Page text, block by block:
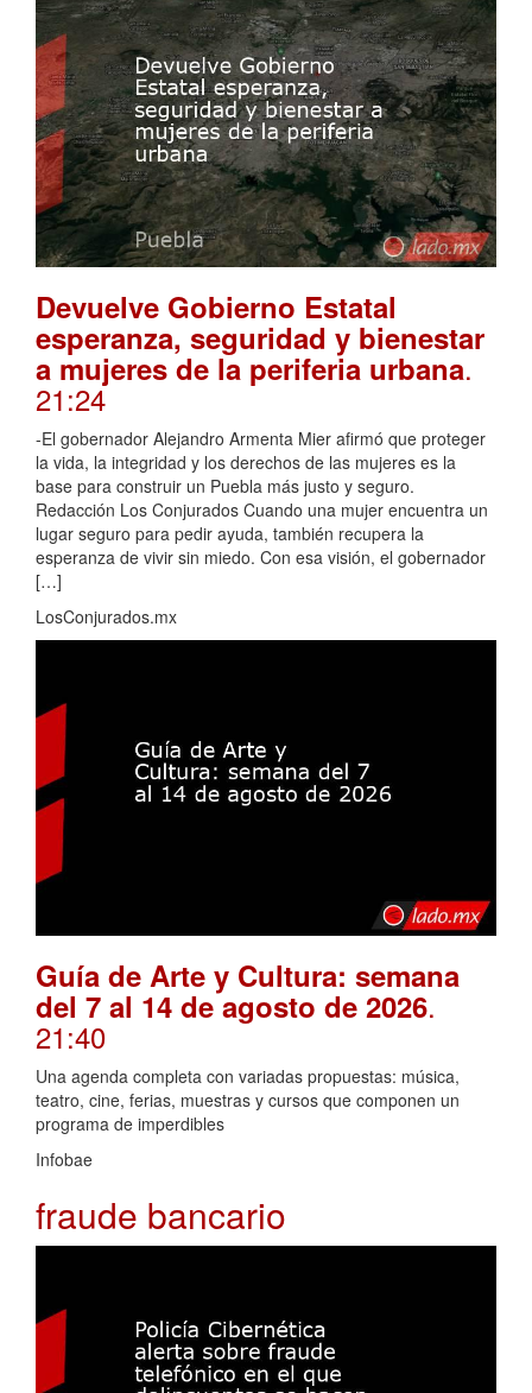
Devuelve Gobierno Estatal
esperanza, seguridad y bienestar
a mujeres de la periferia urbana.
21:24
-El gobernador Alejandro Armenta Mier afirmó que proteger
la vida, la integridad y los derechos de las mujeres es la
base para construir un Puebla más justo y seguro.
Redacción Los Conjurados Cuando una mujer encuentra un
lugar seguro para pedir ayuda, también recupera la
esperanza de vivir sin miedo. Con esa visión, el gobernador
[…]
LosConjurados.mx
Guía de Arte y Cultura: semana
del 7 al 14 de agosto de 2026.
21:40
Una agenda completa con variadas propuestas: música,
teatro, cine, ferias, muestras y cursos que componen un
programa de imperdibles
Infobae
fraude bancario